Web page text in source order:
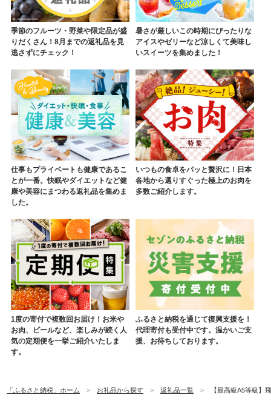
季節のフルーツ・野菜や限定品が盛
りだくさん！8月までの返礼品を見
逃さずにチェック！
暑さが厳しいこの時期にぴったりな
アイスやゼリーなど涼しくて美味し
いスイーツを集めました！
仕事もプライベートも健康であるこ
とが一番。快眠やダイエットなど健
康や美容にまつわる返礼品を集めま
した。
いつもの食卓をパッと贅沢に！日本
各地から選りすぐった極上のお肉を
多数ご紹介します。
1度の寄付で複数回お届け！お米や
お肉、ビールなど、楽しみが続く人
気の定期便を一挙ご紹介いたしま
す。
ふるさと納税を通じて復興支援を！
代理寄付も受付中です。温かいご支
援、お待ちしております。
「ふるさと納税」ホーム お礼品から探す 返礼品一覧 【最高級A5等級】